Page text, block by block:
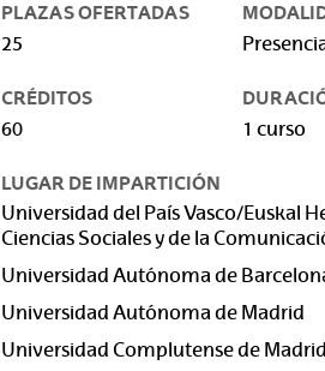
PLAZAS OFERTADAS
25
CRÉDITOS
60
1 curso
LUGAR DE IMPARTICIÓN
Universidad del País Vasco/Euskal
Ciencias Sociales y de la
Universidad Autónoma de
Universidad Autónoma de Madrid
Universidad Complutense de Madrid